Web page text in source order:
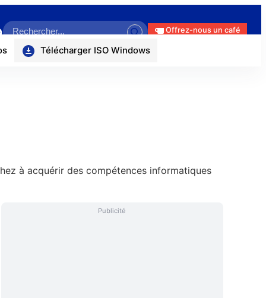
Search Offrez-nous un café
Télécharger ISO Windows
à acquérir des compétences informatiques
Publicité